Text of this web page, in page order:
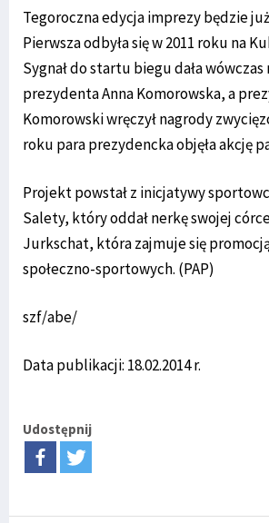
Tegoroczna edycja imprezy będzie
Pierwsza odbyła się w 2011 roku na
Sygnał do startu biegu dała wówczas
prezydenta Anna Komorowska, a
Komorowski wręczył nagrody
roku para prezydencka objęła akcję
Projekt powstał z inicjatywy
Salety, który oddał nerkę swojej
Jurkschat, która zajmuje się
społeczno-sportowych. (PAP)
szf/abe/
Data publikacji: 18.02.2014 r.
Udostępnij